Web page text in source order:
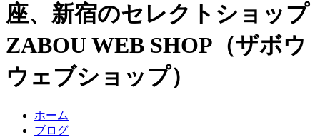
座、新宿のセレクトショップ
ZABOU WEB SHOP（ザボウ
ウェブショップ）
ホーム
ブログ